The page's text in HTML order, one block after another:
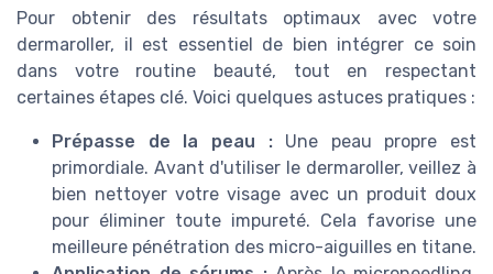
Pour obtenir des résultats optimaux avec votre
dermaroller, il est essentiel de bien intégrer ce soin
dans votre routine beauté, tout en respectant
certaines étapes clé. Voici quelques astuces pratiques :
Prépasse de la peau :Une peau propre est
primordiale. Avant d'utiliser le dermaroller, veillez à
bien nettoyer votre visage avec un produit doux
pour éliminer toute impureté. Cela favorise une
meilleure pénétration des micro-aiguilles en titane.